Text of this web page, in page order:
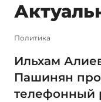
Политика
Ильхам
Пашинян
телефонный